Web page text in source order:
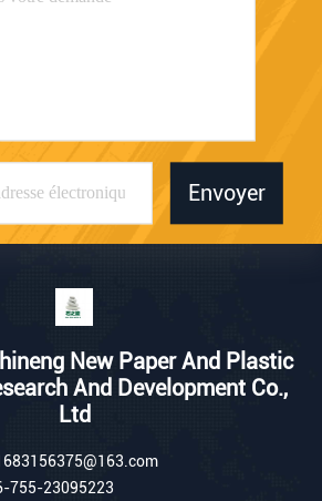
Envoyer
New Paper And Plastic
And Development Co.,
Ltd
755-23095223